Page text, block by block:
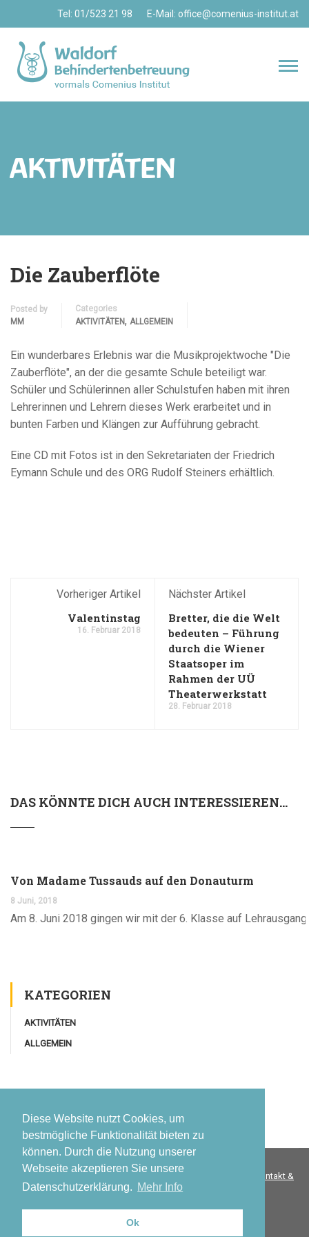
Diese Website nutzt Cookies, um
bestmögliche Funktionalität bieten zu
können. Durch die Nutzung unserer
Webseite akzeptieren Sie unsere
Datenschutzerklärung. Mehr Info
Ok
Tel: 01/523 21 98 E-Mail: office@comenius-institut.at
AKTIVITÄTEN
Die Zauberflöte
Posted by
MM
Categories
AKTIVITÄTEN, ALLGEMEIN
Ein wunderbares Erlebnis war die Musikprojektwoche "Die
Zauberflöte", an der die gesamte Schule beteiligt war.
Schüler und Schülerinnen aller Schulstufen haben mit ihren
Lehrerinnen und Lehrern dieses Werk erarbeitet und in
bunten Farben und Klängen zur Aufführung gebracht.
Eine CD mit Fotos ist in den Sekretariaten der Friedrich
Eymann Schule und des ORG Rudolf Steiners erhältlich.
Vorheriger Artikel
Valentinstag
16. Februar 2018
Nächster Artikel
Bretter, die die Welt
bedeuten – Führung
durch die Wiener
Staatsoper im
Rahmen der UÜ
Theaterwerkstatt
28. Februar 2018
DAS KÖNNTE DICH AUCH INTERESSIEREN...
Von Madame Tussauds auf den Donauturm
8 Juni, 2018
Am 8. Juni 2018 gingen wir mit der 6. Klasse auf
KATEGORIEN
AKTIVITÄTEN
ALLGEMEIN
© 2026 Waldorf Behindertenbetreuung GmbH |
Kontakt &